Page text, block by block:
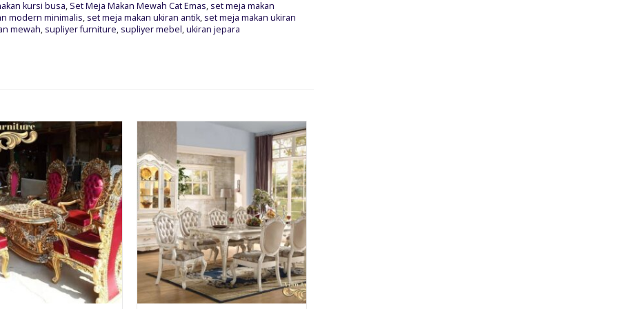
kursi busa, Set Meja Makan Mewah Cat Emas, set meja makan
modern minimalis, set meja makan ukiran antik, set meja makan ukiran
mewah, supliyer furniture, supliyer mebel,ukiran jepara